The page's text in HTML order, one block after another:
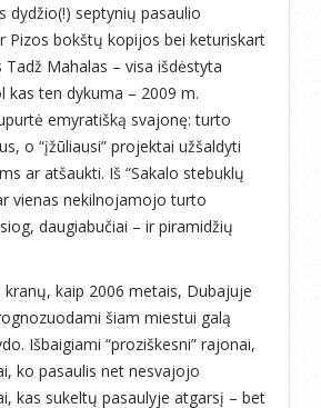
dydžio(!) septynių pasaulio
Pizos bokštų kopijos bei keturiskart
Mahalas – visa išdėstyta
kas ten dykuma – 2009 m.
emyratišką svajonę: turto
o “įžūliausi” projektai užšaldyti
ar atšaukti. Iš “Sakalo stebuklų
vienas nekilnojamojo turto
daugiabučiai – ir piramidžių
kranų, kaip 2006 metais, Dubajuje
šiam miestui galą
Išbaigiami “proziškesni” rajonai,
ko pasaulis net nesvajojo
kas sukeltų pasaulyje atgarsį – bet